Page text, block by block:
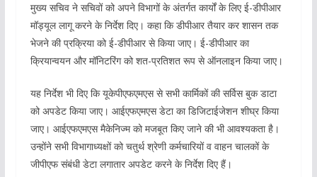
मुख्य सचिव ने सचिवों को अपने विभागों के अंतर्गत कार्यों के लिए ई-डीपीआर
मॉड्यूल लागू करने के निर्देश दिए। कहा कि डीपीआर तैयार कर शासन तक
भेजने की प्रक्रिया को ई-डीपीआर से किया जाए। ई-डीपीआर का
क्रियान्वयन और मॉनिटरिंग को शत-प्रतिशत रूप से ऑनलाइन किया जाए।
यह निर्देश भी दिए कि यूकेपीएफएमएस से सभी कार्मिकों की सर्विस बुक डाटा
को अपडेट किया जाए। आईएफएमएस डेटा का डिजिटाईजेशन शीघ्र किया
जाए। आईएफएमएस मैकेनिज्म को मजबूत किए जाने की भी आवश्यकता है।
उन्होंने सभी विभागाध्यक्षों को चतुर्थ श्रेणी कर्मचारियों व वाहन चालकों के
जीपीएफ संबंधी डेटा लगातार अपडेट करने के निर्देश दिए हैं।